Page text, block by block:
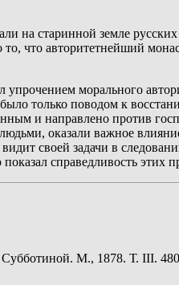
на старинной земле
что авторитетнейший
упрочением морального
только поводом к
и направлено против
оказали важное
своей задачи в
справедливость этих
Субботиной. М., 1878. Т. III.